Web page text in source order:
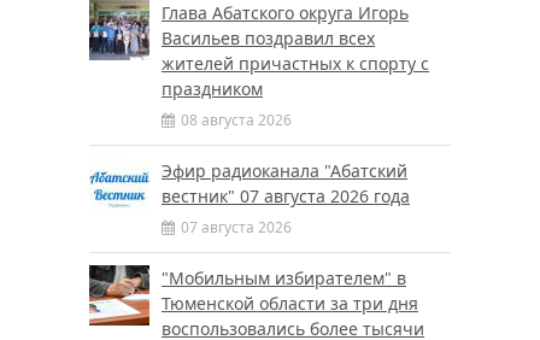
Глава Абатского округа Игорь
Васильев поздравил всех
жителей причастных к спорту с
праздником
08 августа 2026
Эфир радиоканала "Абатский
вестник" 07 августа 2026 года
07 августа 2026
"Мобильным избирателем" в
Тюменской области за три дня
воспользовались более тысячи